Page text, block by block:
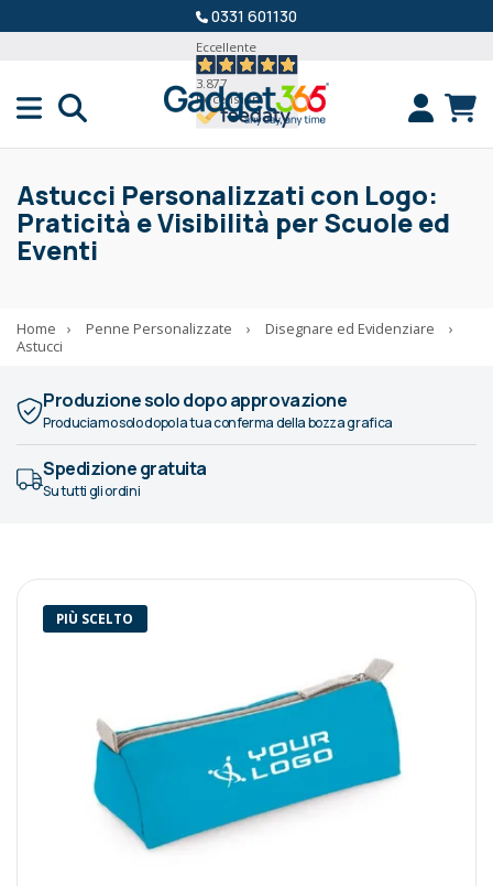
0331 601130
Eccellente
3.877
Recensioni
Astucci Personalizzati con Logo:
Praticità e Visibilità per Scuole ed
Eventi
Home › Penne Personalizzate › Disegnare ed Evidenziare
›
Astucci
Produzione solo dopo approvazione
Produciamo solo dopo la tua conferma della bozza grafica
Spedizione gratuita
Su tutti gli ordini
PIÙ SCELTO